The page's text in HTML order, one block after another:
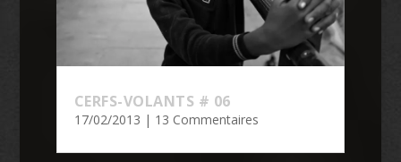
CERFS-VOLANTS # 06
17/02/2013 | 13 Commentaires